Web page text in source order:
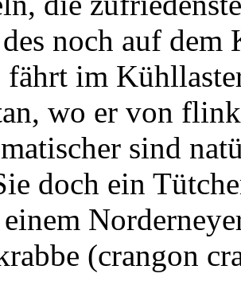
noch auf dem
im
wo er von
sind
doch ein
(crangon